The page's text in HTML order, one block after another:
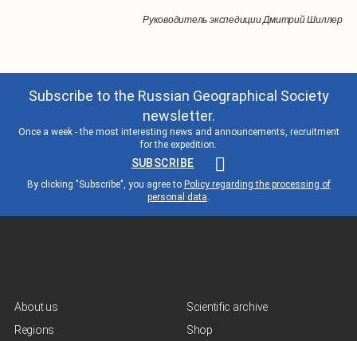
Руководитель экспедиции Дмитрий Шиллер
"Технодинамика" Олег Васильев
Сташевский
Конфедерации подводной деятельности России
России
Владимира Чукова
Президент экспедиционного центра «Арктика» РГО Владимир Чуков
"Технодинамика"
Subscribe to the Russian Geographical Society
newsletter.
Once a week - the most interesting news and announcements, recruitment
for the expedition.
SUBSCRIBE
By clicking "Subscribe", you agree to Policy regarding the processing of
personal data.
About us
Regions
Scientific archive
Shop